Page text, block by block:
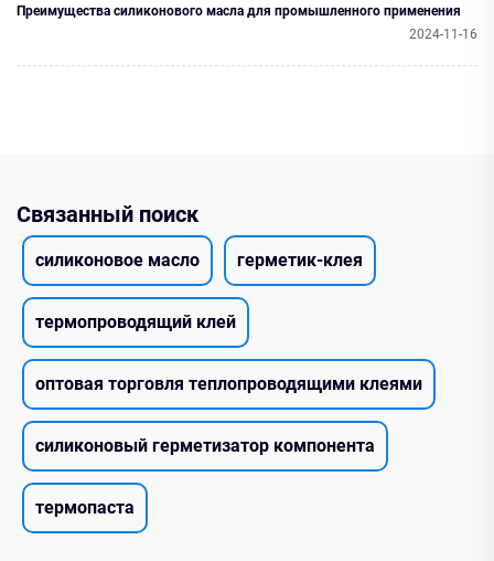
Преимущества силиконового масла для промышленного применения
2024-11-16
Связанный поиск
силиконовое масло герметик-клея
термопроводящий клей
оптовая торговля теплопроводящими клеями
силиконовый герметизатор компонента
термопаста